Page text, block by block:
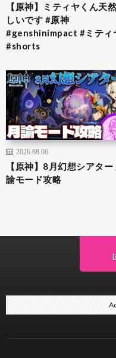
【原神】ミティヤくん天
しいです #原神
#genshinimpact #ミティ
#shorts
2026.08.06
【原神】8月幻想シアター
諭モード攻略